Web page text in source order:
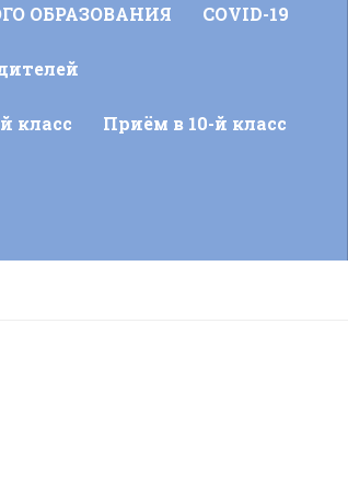
ОБРАЗОВАНИЯ COVID-19
класс Приём в 10-й класс